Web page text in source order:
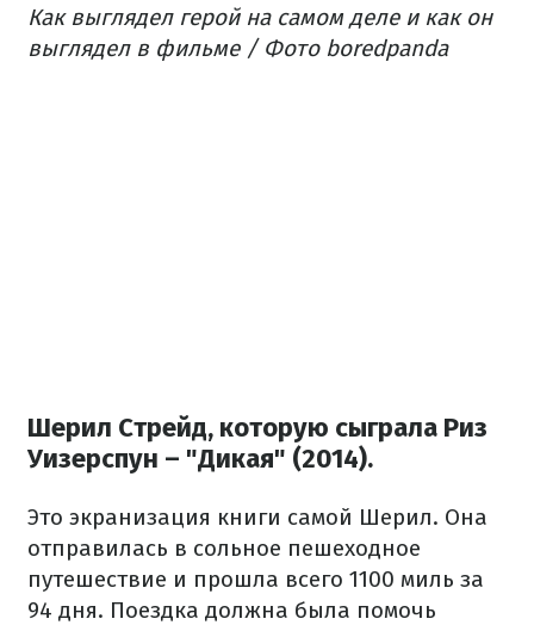
​Как выглядел герой на самом деле и как он
выглядел в фильме / Фото boredpanda
Шерил Стрейд, которую сыграла Риз
Уизерспун – "Дикая" (2014).
Это экранизация книги самой Шерил. Она
отправилась в сольное пешеходное
путешествие и прошла всего 1100 миль за
94 дня. Поездка должна была помочь